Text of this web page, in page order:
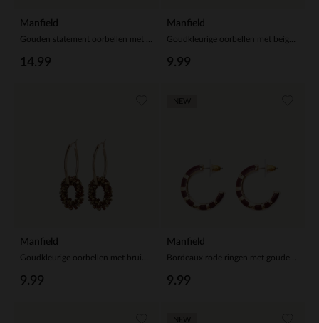
Manfield
Gouden statement oorbellen met groene knopen
14.99
Manfield
Goudkleurige oorbellen met beige hangers
9.99
Manfield
9.99
Manfield
9.99